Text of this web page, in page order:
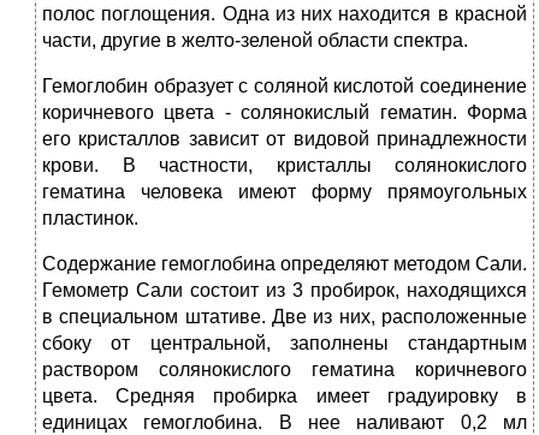
полос поглощения. Одна из них находится в красной
части, другие в желто-зеленой области спектра.
Гемоглобин образует с соляной кислотой соединение
коричневого цвета - солянокислый гематин. Форма
его кристаллов зависит от видовой принадлежности
крови. В частности, кристаллы солянокислого
гематина человека имеют форму прямоугольных
пластинок.
Содержание гемоглобина определяют методом Сали.
Гемометр Сали состоит из 3 пробирок, находящихся
в специальном штативе. Две из них, расположенные
сбоку от центральной, заполнены стандартным
раствором солянокислого гематина коричневого
цвета. Средняя пробирка имеет градуировку в
единицах гемоглобина. В нее наливают 0,2 мл